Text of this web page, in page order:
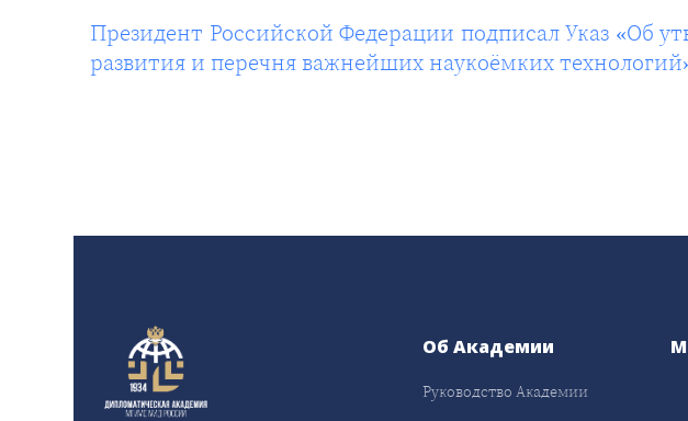
Президент Российской Федерации подписал Указ «Об
развития и перечня важнейших наукоёмких
Об Академии
Руководство Академии